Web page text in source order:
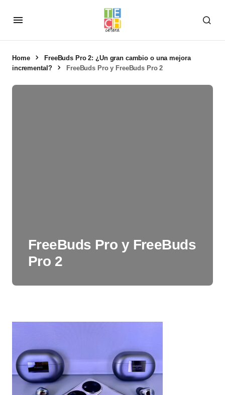
Home
FreeBuds Pro 2: ¿Un gran cambio o una mejora
incremental?
FreeBuds Pro y FreeBuds Pro 2
FreeBuds Pro y FreeBuds
Pro 2